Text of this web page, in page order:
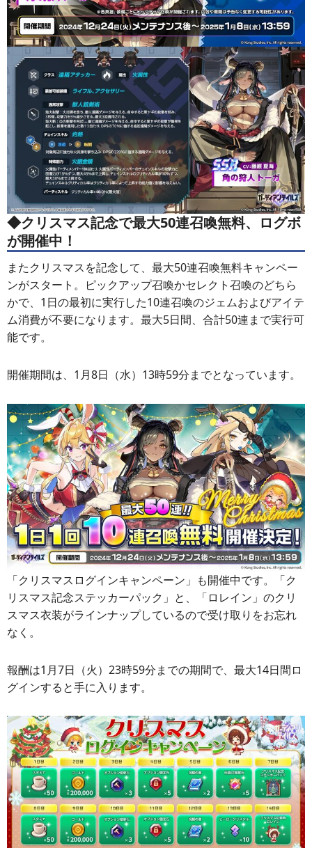
◆クリスマス記念で最大50連召喚無料、ログボ
が開催中！
またクリスマスを記念して、最大50連召喚無料キャンペー
ンがスタート。ピックアップ召喚かセレクト召喚のどちら
かで、1日の最初に実行した10連召喚のジェムおよびアイテ
ム消費が不要になります。最大5日間、合計50連まで実行可
能です。
開催期間は、1月8日（水）13時59分までとなっています。
「クリスマスログインキャンペーン」も開催中です。「ク
リスマス記念ステッカーパック」と、「ロレイン」のクリ
スマス衣装がラインナップしているので受け取りをお忘れ
なく。
報酬は1月7日（火）23時59分までの期間で、最大14日間ロ
グインすると手に入ります。